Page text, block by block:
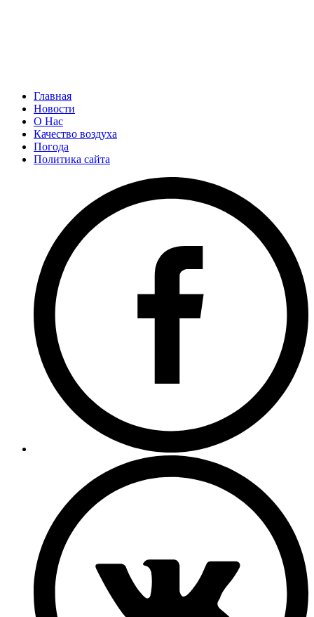
Главная
Новости
О Нас
Качество воздуха
Погода
Политика сайта